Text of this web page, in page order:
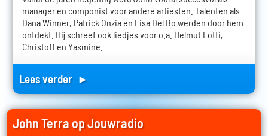
manager en componist voor andere artiesten. Talenten als
Dana Winner, Patrick Onzia en Lisa Del Bo werden door hem
ontdekt. Hij schreef ook liedjes voor o.a. Helmut Lotti,
Christoff en Yasmine.
Lees verder ►
John Terra op Jouwradio